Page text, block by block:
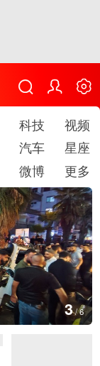
科技
视频
汽车
星座
微博 更多
3/6